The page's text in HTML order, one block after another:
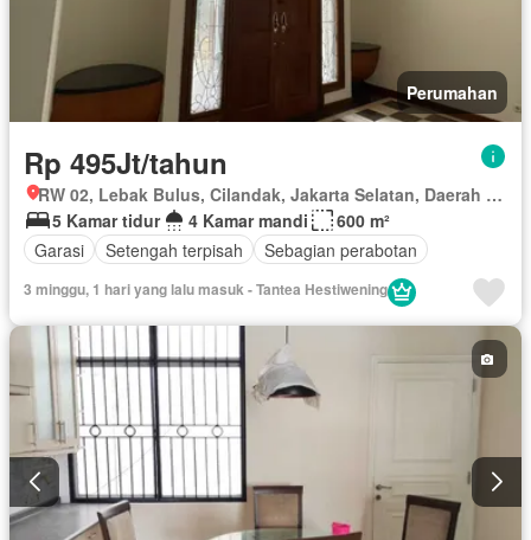
Perumahan
Rp 495Jt/tahun
RW 02, Lebak Bulus, Cilandak, Jakarta Selatan, Daerah Khusus Ibukota Jakarta
5 Kamar tidur
4 Kamar mandi
600 m²
Garasi
Setengah terpisah Sebagian perabotan
3 minggu, 1 hari yang lalu masuk - Tantea Hestiwening